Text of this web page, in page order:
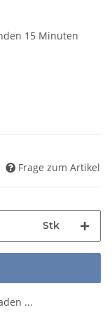
15 Minuten
Frage zum Artikel
Stk
...